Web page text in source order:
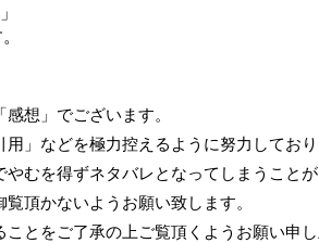
想」でございます。
用」などを極力控えるように努力しており
むを得ずネタバレとなってしまうことが
覧頂かないようお願い致します。
とをご了承の上ご覧頂くようお願い申し